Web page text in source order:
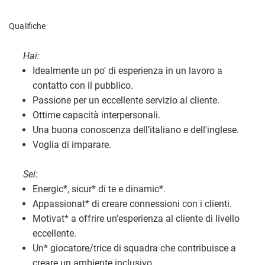
Qualifiche
Hai:
Idealmente un po' di esperienza in un lavoro a
contatto con il pubblico.
Passione per un eccellente servizio al cliente.
Ottime capacità interpersonali.
Una buona conoscenza dell’italiano e dell'inglese.
Voglia di imparare.
Sei:
Energic*, sicur* di te e dinamic*.
Appassionat* di creare connessioni con i clienti.
Motivat* a offrire un'esperienza al cliente di livello
eccellente.
Un* giocatore/trice di squadra che contribuisce a